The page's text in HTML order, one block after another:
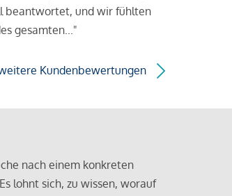
beantwortet, und wir fühlten
gesamten..."
Kundenbewertungen
nach einem konkreten
lohnt sich, zu wissen, worauf